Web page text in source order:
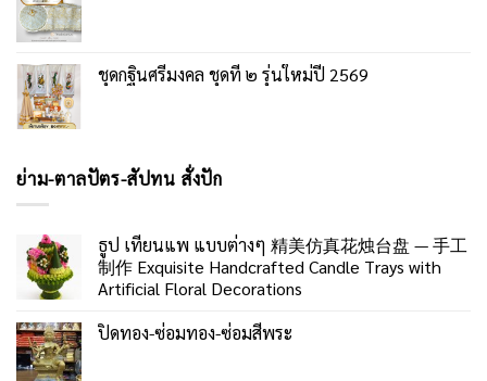
ชุดกฐินศรีมงคล ชุดที่ ๒ รุ่นใหม่ปี 2569
ย่าม-ตาลปัตร-สัปทน สั่งปัก
ธูป เทียนแพ แบบต่างๆ 精美仿真花烛台盘 — 手工
制作 Exquisite Handcrafted Candle Trays with
Artificial Floral Decorations
ปิดทอง-ซ่อมทอง-ซ่อมสีพระ